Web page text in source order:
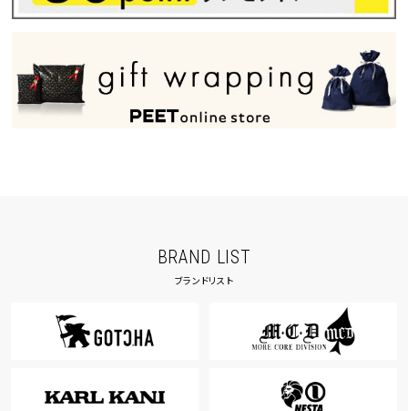
BRAND LIST
ブランドリスト